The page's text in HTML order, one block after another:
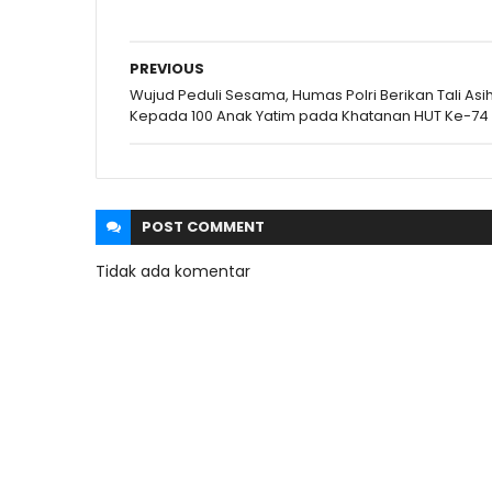
PREVIOUS
Wujud Peduli Sesama, Humas Polri Berikan Tali Asih
Kepada 100 Anak Yatim pada Khatanan HUT Ke-74
POST COMMENT
Tidak ada komentar